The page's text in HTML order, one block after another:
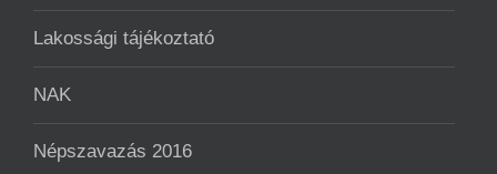
Lakossági tájékoztató
NAK
Népszavazás 2016